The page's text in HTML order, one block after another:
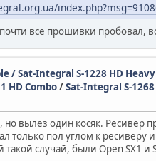
все прошивки пробовал,
/ Sat-Integral S-1228 HD
HD Combo/Sat-Integral S-
вылез один косяк. Ресивер
только пол углом к
случай, были Open SX1 и